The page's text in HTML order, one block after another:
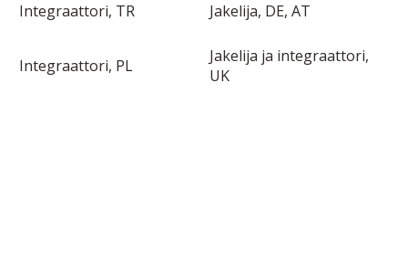
Integraattori, TR Jakelija, DE, AT
Integraattori, PL
Jakelija ja integraattori,
UK